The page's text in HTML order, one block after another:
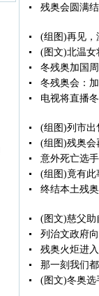
残奥会圆满
(组图)再见，
(图文)北温女
冬残奥加国
冬残奥会：
电视将直播
(组图)列市出
(组图)残奥会
意外死亡选
(组图)竟有此
终结本土残
(图文)慈父助
列治文政府
残奥火炬进
那一刻我们
(图文)冬奥选